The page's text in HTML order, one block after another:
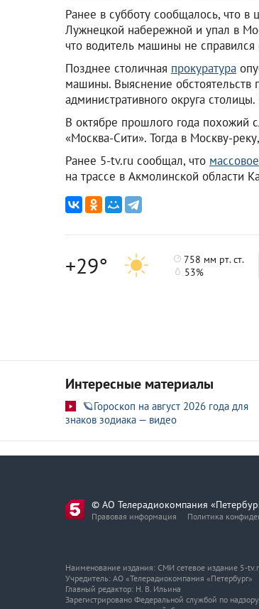
Ранее в субботу сообщалось, что
Лужнецкой набережной и упал в
что водитель машины не справился
Позднее столичная прокуратура
машины. Выяснение обстоятельств
административного округа
В октябре прошлого года похожий
«Москва-Сити». Тогда в Москву-
Ранее 5-tv.ru сообщал, что
на трассе в Акмолинской области
+29°
758 мм рт. ст.
53%
Интересные материалы
🪐Гороскоп на август 2026 года для
знаков зодиака — видео
© АО Телерадиокомпания
Правовая информация Политика
Наименование издания: СМИ сетевое издание 5-
Учредитель: АО «Телерадиокомпания «Петербург»
Главный редактор: Н. В. Ильина
Зарегистрировано Федеральной службой по